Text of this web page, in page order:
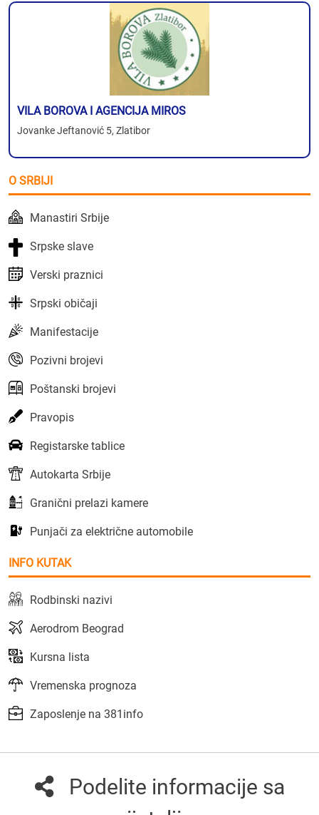
VILA BOROVA I AGENCIJA MIROS
Jovanke Jeftanović 5, Zlatibor
O SRBIJI
Manastiri Srbije
Srpske slave
Verski praznici
Srpski običaji
Manifestacije
Pozivni brojevi
Poštanski brojevi
Pravopis
Registarske tablice
Autokarta Srbije
Granični prelazi kamere
Punjači za električne automobile
INFO KUTAK
Rodbinski nazivi
Aerodrom Beograd
Kursna lista
Vremenska prognoza
Zaposlenje na 381info
Podelite informacije sa